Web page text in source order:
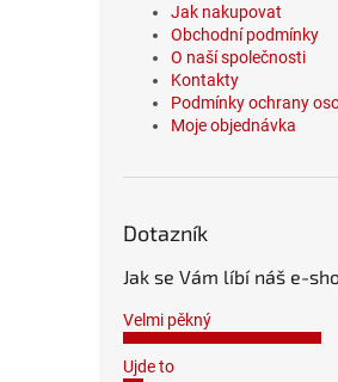
Jak nakupovat
Obchodní podmínky
O naší společnosti
Kontakty
Podmínky ochrany
Moje objednávka
Dotazník
Jak se Vám líbí náš e-
Velmi pěkný
Ujde to